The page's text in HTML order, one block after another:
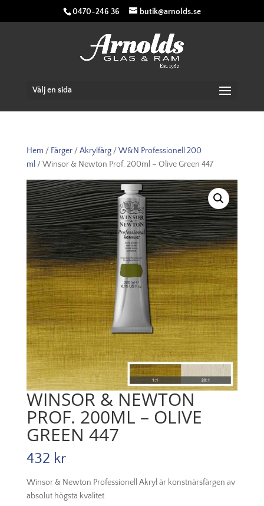
0470-246 36 butik@arnolds.se
Välj en sida
Hem / Färger/Akrylfärg/W&N Professionell 200
ml / Winsor & Newton Prof. 200ml – Olive Green 447
WINSOR & NEWTON
PROF. 200ML – OLIVE
GREEN 447
432 kr
Winsor & Newton Professionell Akryl är konstnärsfärgen av
absolut högsta kvalitet.